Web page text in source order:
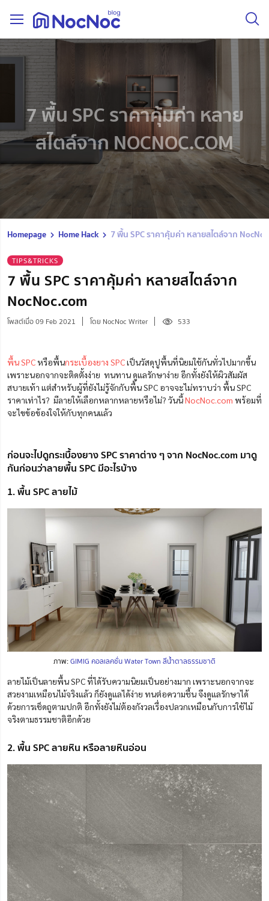
7 พื้น SPC ราคาคุ้มค่า หลาย
สไตล์จาก NOCNOC.COM
Homepage Home Hack 7 พื้น SPC ราคาคุ้มค่า หลายสไตล์จาก
TIPS&TRICKS
7 พื้น SPC ราคาคุ้มค่า หลายสไตล์จาก
NocNoc.com
โพสต์เมื่อ 09 Feb 2021 โดย NocNoc Writer 533
พื้น SPCหรือพื้นกระเบื้องยาง SPCเป็นวัสดุปูพื้นที่นิยมใช้กันทั่วไปมากขึ้น
เพราะนอกจากจะติดตั้งง่าย ทนทาน ดูแลรักษาง่าย อีกทั้งยังให้ผิวสัมผัส
สบายเท้า แต่สำหรับผู้ที่ยังไม่รู้จักกับพื้น SPC อาจจะไม่ทราบว่า พื้น SPC
ราคาเท่าไร? มีลายให้เลือกหลากหลายหรือไม่? วันนี้NocNoc.com พร้อมที่
จะไขข้อข้องใจให้กับทุกคนแล้ว
ก่อนจะไปดูกระเบื้องยาง SPC ราคาต่าง ๆ จาก NocNoc.com มาดู
กันก่อนว่าลายพื้น SPC มีอะไรบ้าง
1. พื้น SPC ลายไม้
ภาพ:GIMIG คอลเลคชั่น Water Town สีน้ำตาลธรรมชาติ
ลายไม้เป็นลายพื้น SPC ที่ได้รับความนิยมเป็นอย่างมาก เพราะนอกจากจะ
สวยงามเหมือนไม้จริงแล้ว ก็ยังดูแลได้ง่าย ทนต่อความชื้น จึงดูแลรักษาได้
ด้วยการเช็ดถูตามปกติ อีกทั้งยังไม่ต้องกังวลเรื่องปลวกเหมือนกับการใช้ไม้
จริงตามธรรมชาติอีกด้วย
2. พื้น SPC ลายหิน หรือลายหินอ่อน